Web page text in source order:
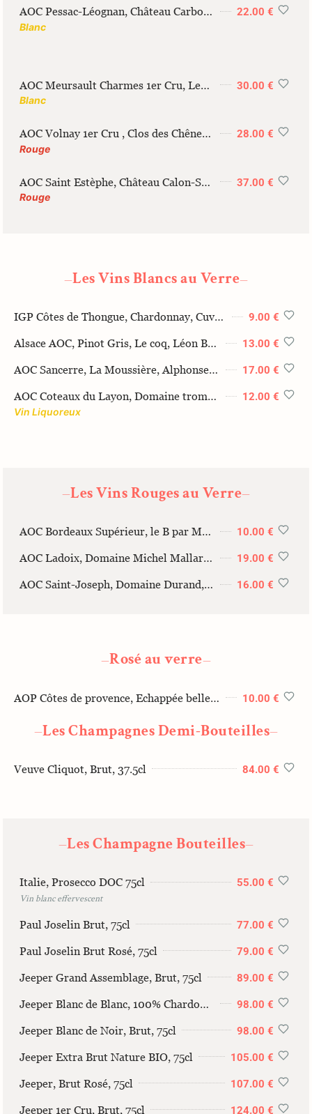
AOC Pessac-Léognan, Château Carbonnieux, 2020, 12cl 22.00 €
Blanc
AOC Meursault Charmes 1er Cru, Les Charmes Dessus Antonin Guyon 2019, 12cl 30.00 €
Blanc
AOC Volnay 1er Cru , Clos des Chênes, Antonin Guyon 2019 12cl 28.00 €
Rouge
AOC Saint Estèphe, Château Calon-Ségur, 3ème Grand Cru Classé de 1855, 2011, 12cl 37.00 €
Rouge
—Les Vins Blancs au Verre—
IGP Côtes de Thongue, Chardonnay, Cuvée 1850, Eric Gelly 2023 12cl 9.00 €
Alsace AOC, Pinot Gris, Le coq, Léon Boesch, 2022 12cl 13.00 €
AOC Sancerre, La Moussière, Alphonse Mellot, 2022, 12cl 17.00 €
AOC Coteaux du Layon, Domaine trompe tonneau, 2024, 12cl 12.00 €
Vin Liquoreux
—Les Vins Rouges au Verre—
AOC Bordeaux Supérieur, le B par Maucaillou, 2021, 12cl 10.00 €
AOC Ladoix, Domaine Michel Mallard, le Clos royer, 2022, 12cl 19.00 €
AOC Saint-Joseph, Domaine Durand, Les Coteaux, 2022, 12cl 16.00 €
—Rosé au verre—
10.00 €
—Les Champagnes Demi-Bouteilles—
Veuve Cliquot, Brut, 37.5cl 84.00 €
—Les Champagne Bouteilles—
Italie, Prosecco DOC 75cl
55.00 €
Vin blanc effervescent
Paul Joselin Brut, 75cl 77.00 €
Paul Joselin Brut Rosé, 75cl 79.00 €
Jeeper Grand Assemblage, Brut, 75cl 89.00 €
Jeeper Blanc de Blanc, 100% Chardonnay, 75cl 98.00 €
Jeeper Blanc de Noir, Brut, 75cl 98.00 €
Jeeper Extra Brut Nature BIO, 75cl 105.00 €
Jeeper, Brut Rosé, 75cl 107.00 €
Jeeper 1er Cru, Brut, 75cl 124.00 €